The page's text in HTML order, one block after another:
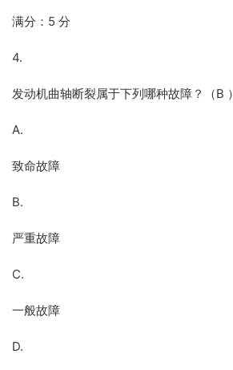
满分：5 分
4.
发动机曲轴断裂属于下列哪种故障？（B ）
A.
致命故障
B.
严重故障
C.
一般故障
D.